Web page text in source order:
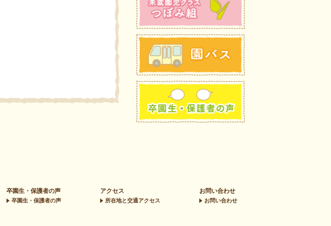
卒園生・保護者の声
卒園生・保護者の声
アクセス
所在地と交通アクセス
お問い合わせ
お問い合わせ